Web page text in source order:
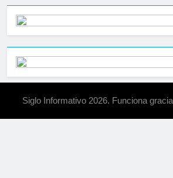
Siglo Informativo 2026. Funciona